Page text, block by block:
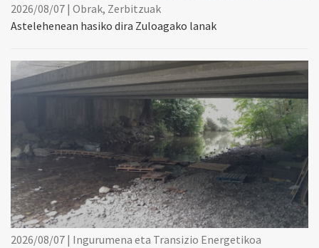
2026/08/07 | Obrak, Zerbitzuak
Astelehenean hasiko dira Zuloagako lanak
2026/08/07 | Ingurumena eta Transizio Energetikoa